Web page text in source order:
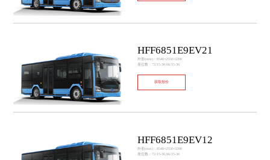
HFF6851E9EV21
外形(mm)：8540×2550×3200
座位数：72/15-30,66/15-30
获取报价
HFF6851E9EV12
外形(mm)：8540×2550×3200
座位数：72/15-30,66/15-30